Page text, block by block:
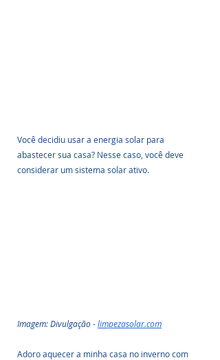
Você decidiu usar a energia solar para
abastecer sua casa? Nesse caso, você deve
considerar um sistema solar ativo.
Imagem: Divulgação - limpezasolar.com
Adoro aquecer a minha casa no inverno com